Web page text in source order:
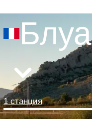
Блуа
1 станция